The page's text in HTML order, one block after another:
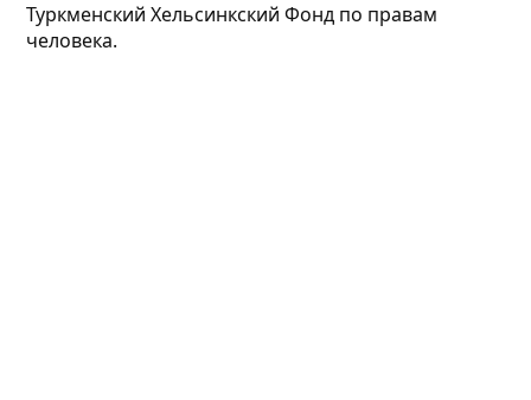
Туркменский Хельсинкский Фонд по правам
человека.